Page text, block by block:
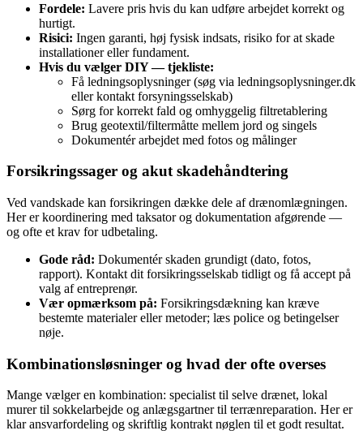
Fordele: Lavere pris hvis du kan udføre arbejdet korrekt og
hurtigt.
Risici: Ingen garanti, høj fysisk indsats, risiko for at skade
installationer eller fundament.
Hvis du vælger DIY — tjekliste:
Få ledningsoplysninger (søg via ledningsoplysninger.dk
eller kontakt forsyningsselskab)
Sørg for korrekt fald og omhyggelig filtretablering
Brug geotextil/filtermåtte mellem jord og singels
Dokumentér arbejdet med fotos og målinger
Forsikringssager og akut skadehåndtering
Ved vandskade kan forsikringen dække dele af drænomlægningen.
Her er koordinering med taksator og dokumentation afgørende —
og ofte et krav for udbetaling.
Gode råd: Dokumentér skaden grundigt (dato, fotos,
rapport). Kontakt dit forsikringsselskab tidligt og få accept på
valg af entreprenør.
Vær opmærksom på: Forsikringsdækning kan kræve
bestemte materialer eller metoder; læs police og betingelser
nøje.
Kombinationsløsninger og hvad der ofte overses
Mange vælger en kombination: specialist til selve drænet, lokal
murer til sokkelarbejde og anlægsgartner til terrænreparation. Her er
klar ansvarfordeling og skriftlig kontrakt nøglen til et godt resultat.